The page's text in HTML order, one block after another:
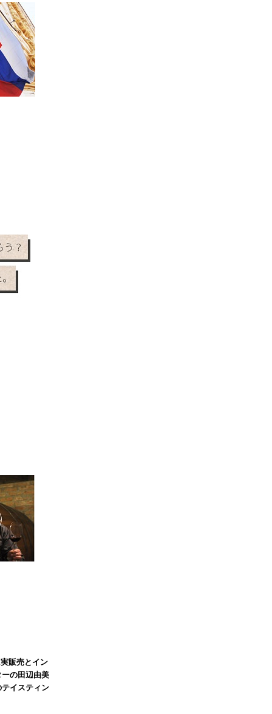
販売とイン
の田辺由美
イスティン